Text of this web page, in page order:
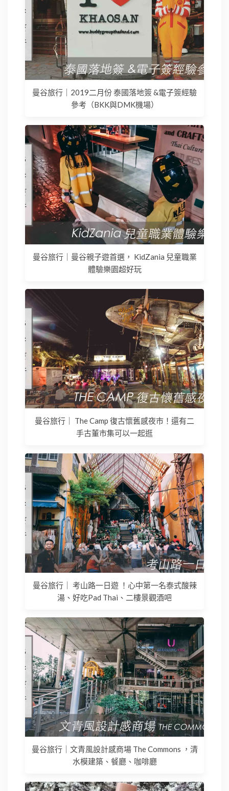
曼谷旅行｜2019二月份 泰國落地簽 &電子簽經驗
參考（BKK與DMK機場）
曼谷旅行｜曼谷親子遊首選， KidZania 兒童職業
體驗樂園超好玩
曼谷旅行｜ The Camp 復古懷舊感夜市！還有二
手古董市集可以一起逛
曼谷旅行｜ 考山路一日遊 ！心中第一名泰式酸辣
湯、好吃Pad Thai、二樓景觀酒吧
曼谷旅行｜文青風設計感商場 The Commons ，清
水模建築、餐廳、咖啡廳